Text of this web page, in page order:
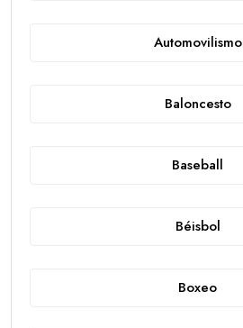
Automovilismo
Baloncesto
Baseball
Béisbol
Boxeo